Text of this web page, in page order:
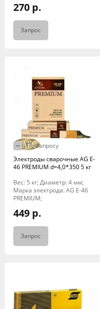
270 р.
Запрос
По запросу
Электроды сварочные AG E-
46 PREMIUM d=4,0*350 5 кг
Вес: 5 кг; Диаметр: 4 мм;
Марка электрода: AG E-46
PREMIUM;
449 р.
Запрос